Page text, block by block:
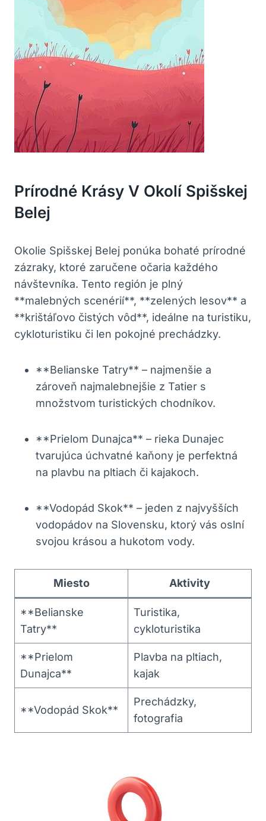
Prírodné Krásy V Okolí Spišskej
Belej
Okolie Spišskej Belej ponúka bohaté prírodné
zázraky, ktoré zaručene očaria každého
návštevníka. Tento región je plný
**malebných scenérií**, **zelených lesov** a
**krištáľovo čistých vôd**, ideálne na turistiku,
cykloturistiku či len pokojné prechádzky.
**Belianske Tatry** – najmenšie a
zároveň najmalebnejšie z Tatier s
množstvom turistických chodníkov.
**Prielom Dunajca** – rieka Dunajec
tvarujúca úchvatné kaňony je perfektná
na plavbu na pltiach či kajakoch.
**Vodopád Skok** – jeden z najvyšších
vodopádov na Slovensku, ktorý vás oslní
svojou krásou a hukotom vody.
Miesto Aktivity
**Belianske
Tatry**
Turistika,
cykloturistika
**Prielom
Dunajca**
Plavba na pltiach,
kajak
**Vodopád Skok**
Prechádzky,
fotografia